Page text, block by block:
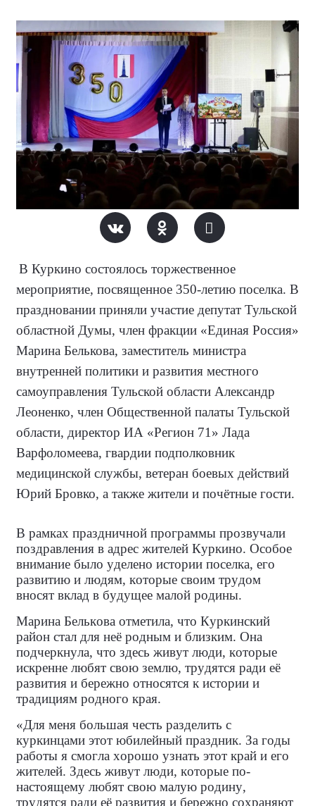
В Куркино состоялось торжественное
мероприятие, посвященное 350-летию поселка. В
праздновании приняли участие депутат Тульской
областной Думы, член фракции «Единая Россия»
Марина Белькова, заместитель министра
внутренней политики и развития местного
самоуправления Тульской области Александр
Леоненко, член Общественной палаты Тульской
области, директор ИА «Регион 71» Лада
Варфоломеева, гвардии подполковник
медицинской службы, ветеран боевых действий
Юрий Бровко, а также жители и почётные гости.
В рамках праздничной программы прозвучали
поздравления в адрес жителей Куркино. Особое
внимание было уделено истории поселка, его
развитию и людям, которые своим трудом
вносят вклад в будущее малой родины.
Марина Белькова отметила, что Куркинский
район стал для неё родным и близким. Она
подчеркнула, что здесь живут люди, которые
искренне любят свою землю, трудятся ради её
развития и бережно относятся к истории и
традициям родного края.
«Для меня большая честь разделить с
куркинцами этот юбилейный праздник. За годы
работы я смогла хорошо узнать этот край и его
жителей. Здесь живут люди, которые по-
настоящему любят свою малую родину,
трудятся ради её развития и бережно сохраняют